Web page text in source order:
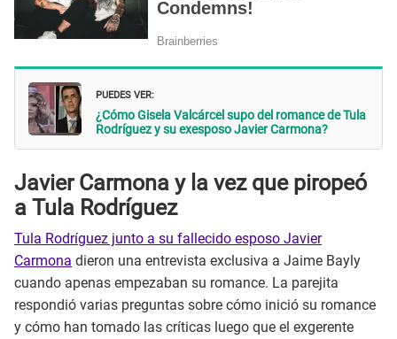
PUEDES VER:
¿Cómo Gisela Valcárcel supo del romance de Tula
Rodríguez y su exesposo Javier Carmona?
Javier Carmona y la vez que piropeó
a Tula Rodríguez
Tula Rodríguez junto a su fallecido esposo Javier
Carmona dieron una entrevista exclusiva a Jaime Bayly
cuando apenas empezaban su romance. La parejita
respondió varias preguntas sobre cómo inició su romance
y cómo han tomado las críticas luego que el exgerente